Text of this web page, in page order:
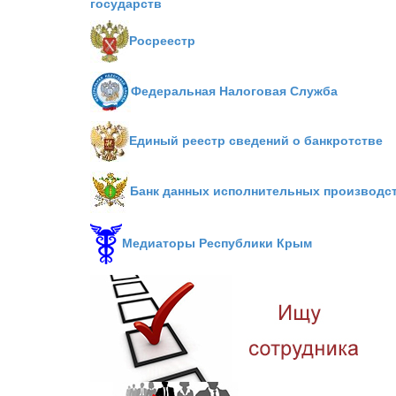
Росреестр
Федеральная Налоговая Служба
Единый реестр сведений о банкротстве
Банк данных исполнительных
Медиаторы Республики Крым